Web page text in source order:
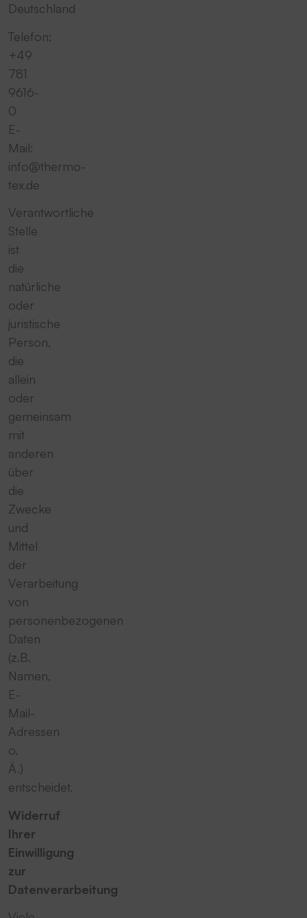
Deutschland
Telefon:
+49
781
9616-
0
E-
Mail:
info@thermo-
tex.de
Verantwortliche
Stelle
ist
die
natürliche
oder
juristische
Person,
die
allein
oder
gemeinsam
mit
anderen
über
die
Zwecke
und
Mittel
der
Verarbeitung
von
personenbezogenen
Daten
(z.B.
Namen,
E-
Mail-
Adressen
o.
Ä.)
entscheidet.
Widerruf
Ihrer
Einwilligung
zur
Datenverarbeitung